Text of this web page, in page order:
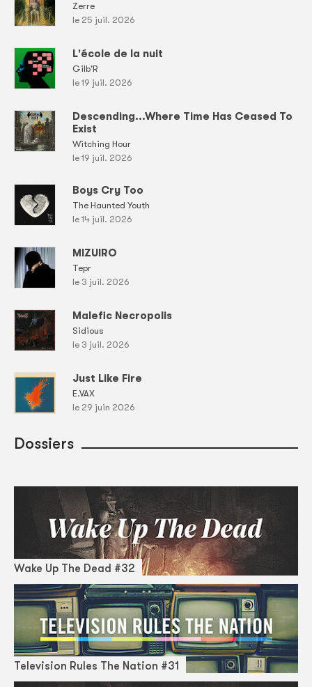
Zerre
le 25 juil. 2026
L'école de la nuit
Gilb'R
le 19 juil. 2026
Descending...Where Time Has Ceased To
Exist
Witching Hour
le 19 juil. 2026
Boys Cry Too
The Haunted Youth
le 14 juil. 2026
MIZUIRO
Tepr
le 3 juil. 2026
Malefic Necropolis
Sidious
le 3 juil. 2026
Just Like Fire
E.VAX
le 29 juin 2026
Dossiers
Wake Up The Dead #32
Television Rules The Nation #31